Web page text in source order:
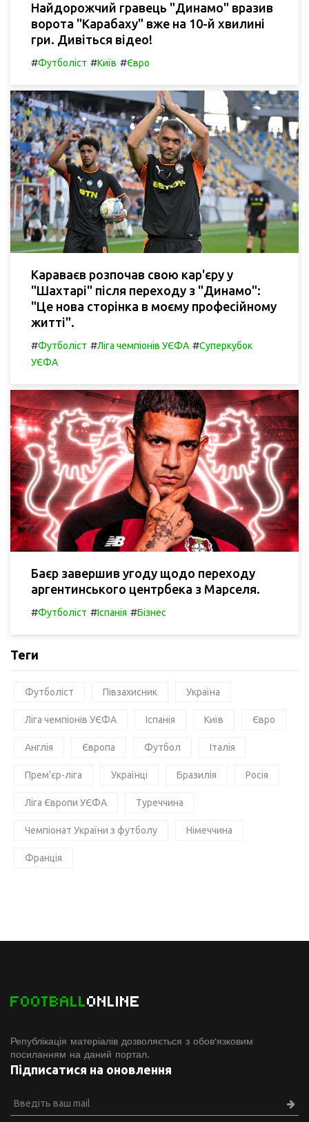
Найдорожчий гравець "Динамо" вразив
ворота "Карабаху" вже на 10-й хвилині
гри. Дивіться відео!
#Футболіст #Київ #Євро
Караваєв розпочав свою кар'єру у
"Шахтарі" після переходу з "Динамо":
"Це нова сторінка в моєму професійному
житті".
#Футболіст #Ліга чемпіонів УЄФА #Суперкубок
УЄФА
Баєр завершив угоду щодо переходу
аргентинського центрбека з Марселя.
#Футболіст #Іспанія #Бізнес
Теги
Футболіст Півзахисник Україна
Ліга чемпіонів УЄФА Іспанія Київ Євро
Англія Європа Футбол Італія
Прем'єр-ліга Українці Бразилія Росія
Ліга Європи УЄФА Туреччина
Чемпіонат України з футболу Німеччина
Франція
FOOTBALLONLINE
Републікація матеріалів дозволяється з обов'язковим
посиланням на даний портал.
Підписатися на оновлення